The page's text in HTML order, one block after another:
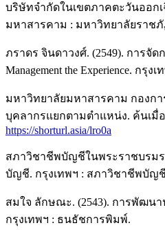
บริษัทจำกัดในเขตภาคตะวันออกเ
มหาสารคาม : มหาวิทยาลัยราช
ภราดร จินดาวงศ์. (2549). การจัด
Management the Experience. กรุ
มหาวิทยาลัยมหาสารคาม กองกา
บุคลากรแยกตามตำแหน่ง. ค้นเมื่อ
https://shorturl.asia/lro0a
สภาวิชาชีพบัญชีในพระราชบรมร
บัญชี. กรุงเทพฯ : สภาวิชาชีพบัญ
สมใจ ลักษณะ. (2543). การพัฒน
กรุงเทพฯ : ธนธัชการพิมพ์.